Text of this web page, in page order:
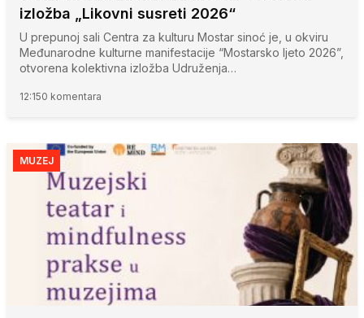
izložba „Likovni susreti 2026“
U prepunoj sali Centra za kulturu Mostar sinoć je, u okviru
Međunarodne kulturne manifestacije “Mostarsko ljeto 2026”,
otvorena kolektivna izložba Udruženja…
12:150 komentara
MUZEJ